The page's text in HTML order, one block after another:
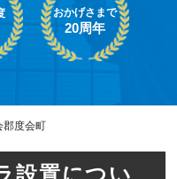
おかげさまで
20周年
郡度会町